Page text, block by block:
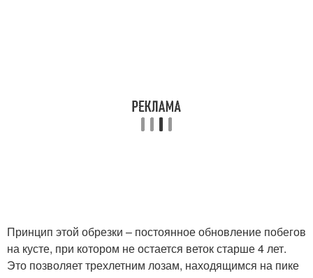
Принцип этой обрезки – постоянное обновление побегов
на кусте, при котором не остается веток старше 4 лет.
Это позволяет трехлетним лозам, находящимся на пике